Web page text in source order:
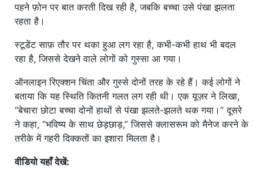
पहने फ़ोन पर बात करती दिख रही है, जबकि बच्चा उसे पंखा झलता
रहता है।
स्टूडेंट साफ़ तौर पर थका हुआ लग रहा है, कभी-कभी हाथ भी बदल
रहा है, जिससे देखने वाले लोगों को गुस्सा आ गया।
ऑनलाइन रिएक्शन चिंता और गुस्से दोनों तरह के रहे हैं। कई लोगों ने
बताया कि यह स्थिति कितनी गलत लग रही थी। एक यूज़र ने लिखा,
“बेचारा छोटा बच्चा दोनों हाथों से पंखा झलते-झलते थक गया।” दूसरे
ने कहा, “भविष्य के साथ छेड़छाड़,” जिससे क्लासरूम को मैनेज करने के
तरीके में गहरी दिक्कतों का इशारा मिलता है।
वीडियो यहाँ देखें: